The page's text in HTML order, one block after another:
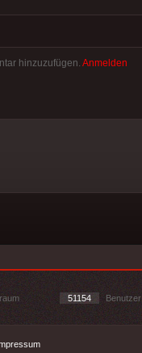
hinzuzufügen. Anmelden
51154 Benutzer